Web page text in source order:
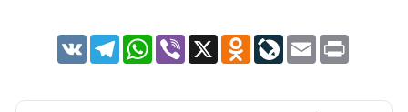
VK TelegramWhatsApp
Viber X Odnoklassniki
LiveJournal
Email Print